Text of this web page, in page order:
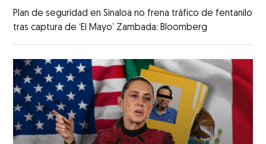
Plan de seguridad en Sinaloa no frena tráfico de fentanilo
tras captura de ‘El Mayo’ Zambada: Bloomberg